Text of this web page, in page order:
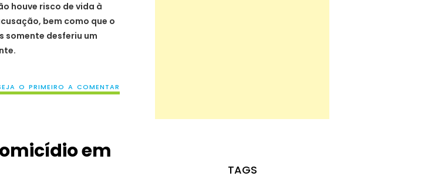
houve risco de vida à
bem como que o
somente desferiu um
O PRIMEIRO A COMENTAR
em
TAGS